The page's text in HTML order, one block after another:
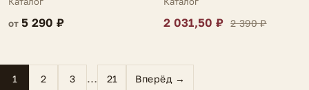
от 5 290 ₽ 2 031,50 ₽ 2 390 ₽
1 2 3 … 21 Вперёд →